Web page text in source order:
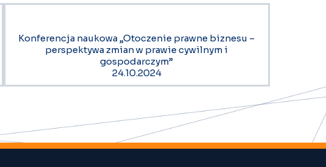
Konferencja naukowa „Otoczenie prawne biznesu –
perspektywa zmian w prawie cywilnym i
gospodarczym”
24.10.2024